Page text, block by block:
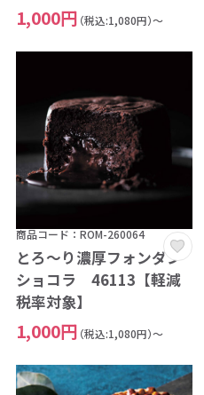
1,000円 （税込:1,080円）～
商品コード：ROM-260064
とろ～り濃厚フォンダン
ショコラ 46113【軽減
税率対象】
1,000円 （税込:1,080円）～